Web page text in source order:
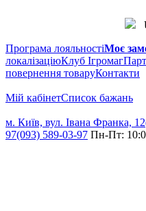
Програма лояльностіМоє
локалізаціюКлуб Ігромаг
повернення товаруКонтакти
Мій кабінетCписок бажань
м. Київ, вул. Івана Франка, 12
97(093) 589-03-97 Пн-Пт: